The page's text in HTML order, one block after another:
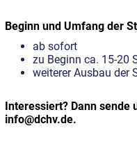
Beginn und Umfang der
ab sofort
zu Beginn ca. 15-20
weiterer Ausbau der
Interessiert? Dann sende
info@dchv.de.